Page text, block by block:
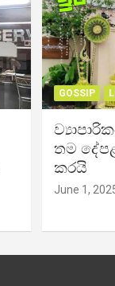
GOSSIP
තම
කරයි
June 1,